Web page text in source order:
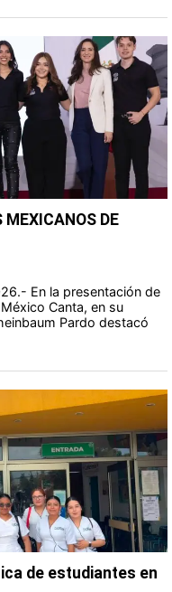
DE
En la presentación de
Canta, en su
Pardo destacó
de estudiantes en